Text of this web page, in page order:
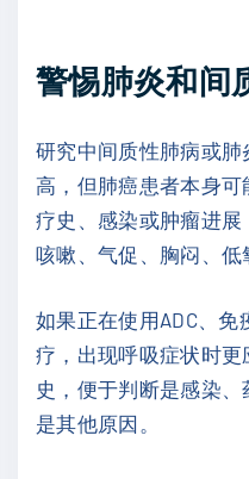
警惕肺炎和间
研究中间质性肺病或
高，但肺癌患者本身
疗史、感染或肿瘤进
咳嗽、气促、胸闷、低
如果正在使用ADC、
疗，出现呼吸症状时
史，便于判断是感染
是其他原因。